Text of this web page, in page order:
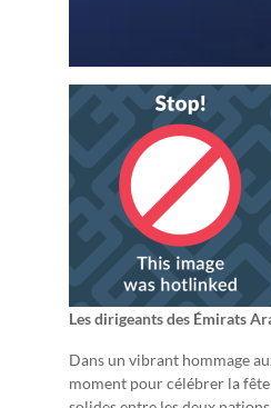
Les dirigeants des Émirats
Dans un vibrant hommage
moment pour célébrer la